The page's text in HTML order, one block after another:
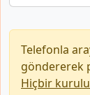
Telefonla
göndererek
Hiçbir